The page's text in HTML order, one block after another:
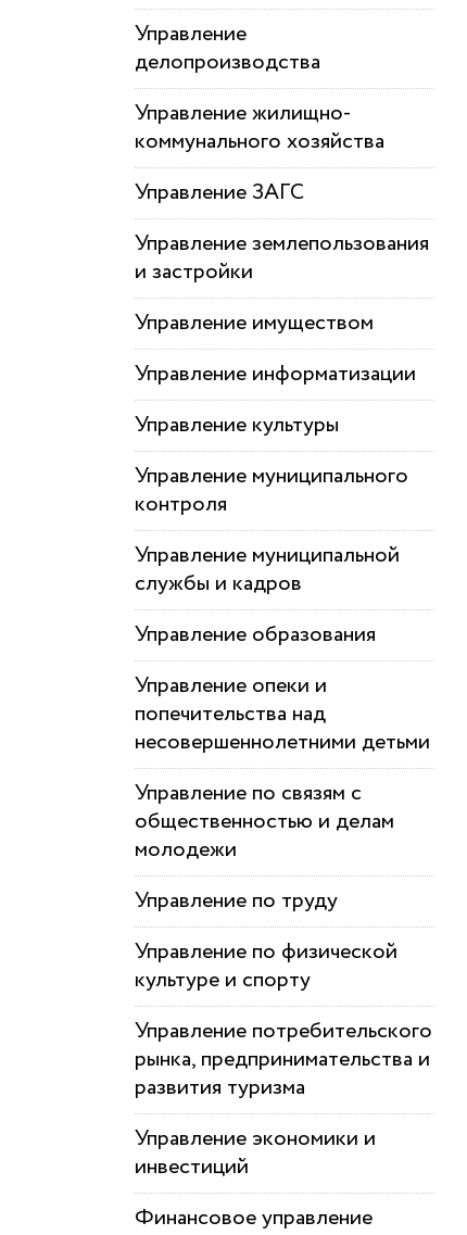
Управление
делопроизводства
Управление жилищно-
коммунального хозяйства
Управление ЗАГС
Управление землепользования
и застройки
Управление имуществом
Управление информатизации
Управление культуры
Управление муниципального
контроля
Управление муниципальной
службы и кадров
Управление образования
Управление опеки и
попечительства над
несовершеннолетними детьми
Управление по связям с
общественностью и делам
молодежи
Управление по труду
Управление по физической
культуре и спорту
Управление потребительского
рынка, предпринимательства и
развития туризма
Управление экономики и
инвестиций
Финансовое управление